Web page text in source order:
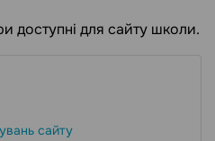
доступні для сайту школи.
сайту